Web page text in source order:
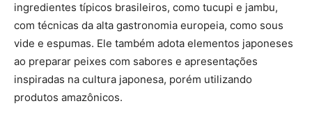
ingredientes típicos brasileiros, como tucupi e jambu,
com técnicas da alta gastronomia europeia, como sous
vide e espumas. Ele também adota elementos japoneses
ao preparar peixes com sabores e apresentações
inspiradas na cultura japonesa, porém utilizando
produtos amazônicos.